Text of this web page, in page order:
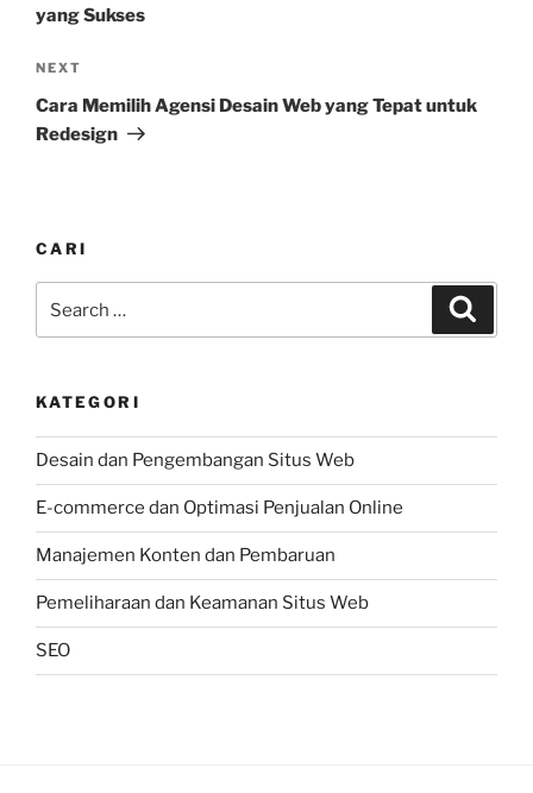
yang Sukses
Next
Post
NEXT
Cara Memilih Agensi Desain Web yang Tepat untuk
Redesign
CARI
for:
KATEGORI
Desain dan Pengembangan Situs Web
E-commerce dan Optimasi Penjualan Online
Manajemen Konten dan Pembaruan
Pemeliharaan dan Keamanan Situs Web
SEO